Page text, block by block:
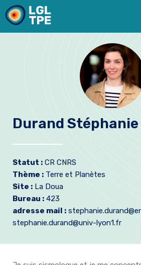
Recherche
Instrumentation
Infos pratiques
Durand Stéphanie
Statut : CR CNRS
Thème : Terre et Planètes
Site : La Doua
Bureau : 423
adresse mail :
stephanie.durand@univ-lyon1.fr